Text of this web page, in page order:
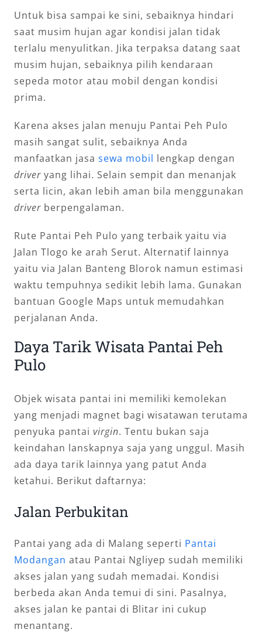
Untuk bisa sampai ke sini, sebaiknya hindari
saat musim hujan agar kondisi jalan tidak
terlalu menyulitkan. Jika terpaksa datang saat
musim hujan, sebaiknya pilih kendaraan
sepeda motor atau mobil dengan kondisi
prima.
Karena akses jalan menuju Pantai Peh Pulo
masih sangat sulit, sebaiknya Anda
manfaatkan jasa sewa mobil lengkap dengan
driver yang lihai. Selain sempit dan menanjak
serta licin, akan lebih aman bila menggunakan
driver berpengalaman.
Rute Pantai Peh Pulo yang terbaik yaitu via
Jalan Tlogo ke arah Serut. Alternatif lainnya
yaitu via Jalan Banteng Blorok namun estimasi
waktu tempuhnya sedikit lebih lama. Gunakan
bantuan Google Maps untuk memudahkan
perjalanan Anda.
Daya Tarik Wisata Pantai Peh
Pulo
Objek wisata pantai ini memiliki kemolekan
yang menjadi magnet bagi wisatawan terutama
penyuka pantai virgin. Tentu bukan saja
keindahan lanskapnya saja yang unggul. Masih
ada daya tarik lainnya yang patut Anda
ketahui. Berikut daftarnya:
Jalan Perbukitan
Pantai yang ada di Malang seperti Pantai
Modangan atau Pantai Ngliyep sudah memiliki
akses jalan yang sudah memadai. Kondisi
berbeda akan Anda temui di sini. Pasalnya,
akses jalan ke pantai di Blitar ini cukup
menantang.